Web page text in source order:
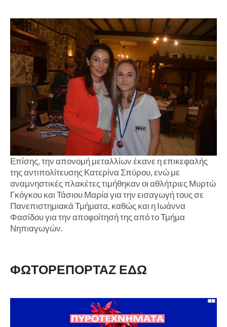
Επίσης, την απονομή μεταλλίων έκανε η επικεφαλής
της αντιπολίτευσης Κατερίνα Σπύρου, ενώ με
αναμνηστικές πλακέτες τιμήθηκαν οι αθλήτριες Μυρτώ
Γκόγκου και Τάσιου Μαρία για την εισαγωγή τους σε
Πανεπιστημιακά Τμήματα, καθώς και η Ιωάννα
Φασίδου για την αποφοίτησή της από το Τμήμα
Νηπιαγωγών.
ΦΩΤΟΡΕΠΟΡΤΑΖ ΕΔΩ